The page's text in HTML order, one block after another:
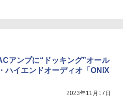
アンプに“ドッキング”オール
ハイエンドオーディオ「ONIX
2023年11月17日